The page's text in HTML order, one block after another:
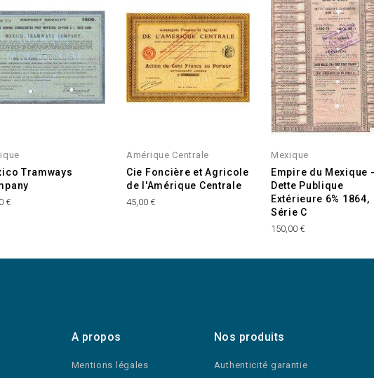
Tramways
€
Amérique Centrale
Cie Foncière et Agricole
de l'Amérique Centrale
45,00 €
Mexique
Empire du Mexique -
Dette Publique
Extérieure 6% 1864,
Série C
150,00 €
A propos
Mentions légales
Nos produits
Authenticité garantie